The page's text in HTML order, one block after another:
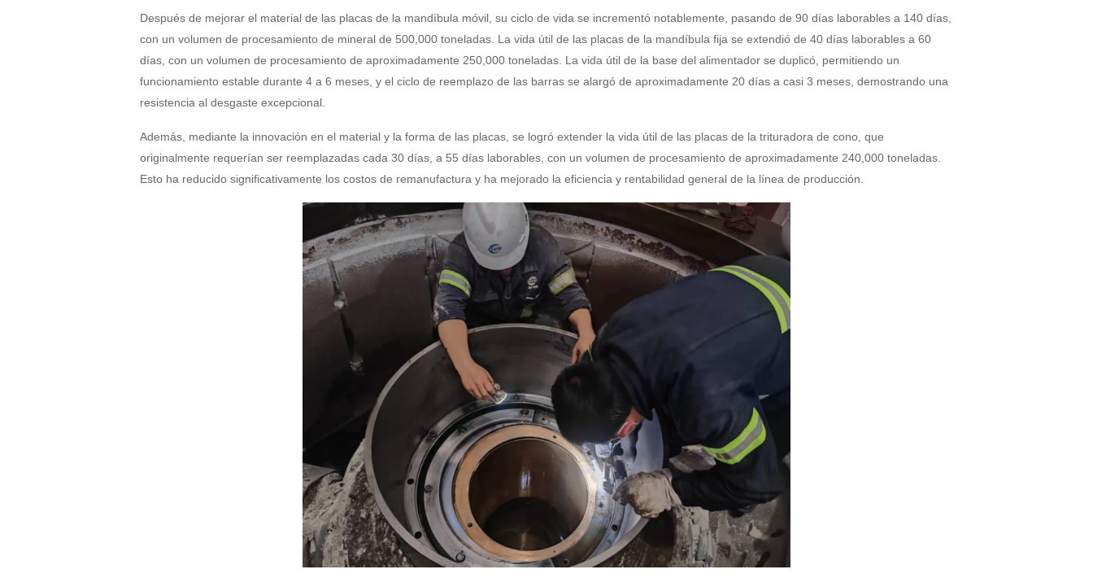
Después de mejorar el material de las placas de la mandíbula móvil, su ciclo de vida se incrementó notablemente, pasando de 90 días laborables a 140 días,
con un volumen de procesamiento de mineral de 500,000 toneladas. La vida útil de las placas de la mandíbula fija se extendió de 40 días laborables a 60
días, con un volumen de procesamiento de aproximadamente 250,000 toneladas. La vida útil de la base del alimentador se duplicó, permitiendo un
funcionamiento estable durante 4 a 6 meses, y el ciclo de reemplazo de las barras se alargó de aproximadamente 20 días a casi 3 meses, demostrando una
resistencia al desgaste excepcional.
Además, mediante la innovación en el material y la forma de las placas, se logró extender la vida útil de las placas de la trituradora de cono, que
originalmente requerían ser reemplazadas cada 30 días, a 55 días laborables, con un volumen de procesamiento de aproximadamente 240,000 toneladas.
Esto ha reducido significativamente los costos de remanufactura y ha mejorado la eficiencia y rentabilidad general de la línea de producción.